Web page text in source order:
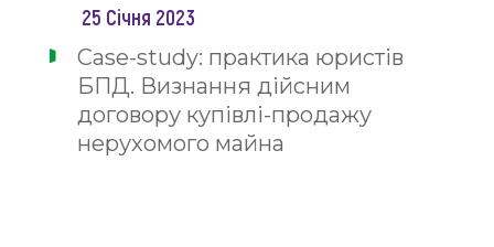
25 Січня 2023
Case-study: практика юристів
БПД. Визнання дійсним
договору купівлі-продажу
нерухомого майна